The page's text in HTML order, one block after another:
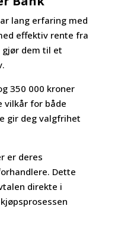
lang erfaring med
effektiv rente fra
gjør dem til et
350 000 kroner
vilkår for både
gir deg valgfrihet
er deres
Dette
direkte i